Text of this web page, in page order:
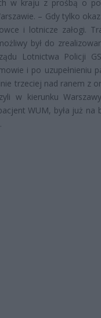
w kraju z prośbą o
– Gdy tylko
i lotnicze załogi.
był do
Lotnictwa Policji
i po uzupełnieniu
trzeciej nad ranem z
w kierunku
WUM, była już na